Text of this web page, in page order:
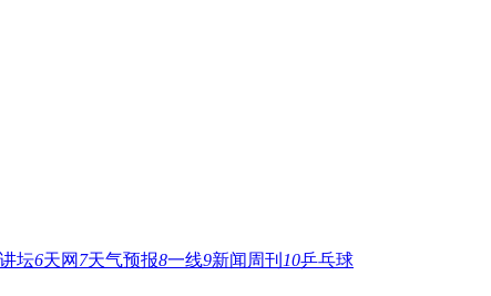
坛6天网 7天气预报8一线9新闻周刊 10乒乓球